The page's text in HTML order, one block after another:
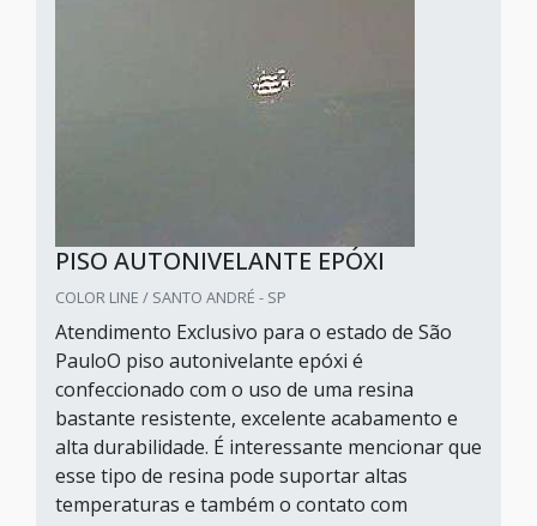
PISO AUTONIVELANTE EPÓXI
COLOR LINE / SANTO ANDRÉ - SP
Atendimento Exclusivo para o estado de São
PauloO piso autonivelante epóxi é
confeccionado com o uso de uma resina
bastante resistente, excelente acabamento e
alta durabilidade. É interessante mencionar que
esse tipo de resina pode suportar altas
temperaturas e também o contato com